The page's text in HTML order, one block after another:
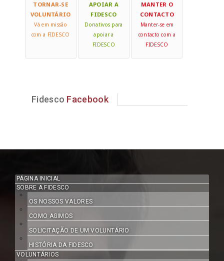
TORNAR-SE
VOLUNTÁRIO
Vá em missão
com a FIDESCO
APOIAR A
FIDESCO
Donativos para
apoiar a
FIDESCO
MANTER O
CONTACTO
Manter-se em
contacto com a
FIDESCO
Fidesco Facebook
PÁGINA INICIAL
SOBRE A FIDESCO
OS NOSSOS VALORES
COMO AGIMOS
SOLICITAÇÃO DE UM VOLUNTÁRIO
HISTÓRIA DA FIDESCO
VOLUNTÁRIOS